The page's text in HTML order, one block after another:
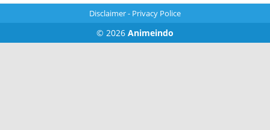
Disclaimer- Privacy Police
© 2026 Animeindo